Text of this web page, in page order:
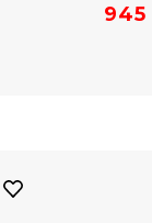
945